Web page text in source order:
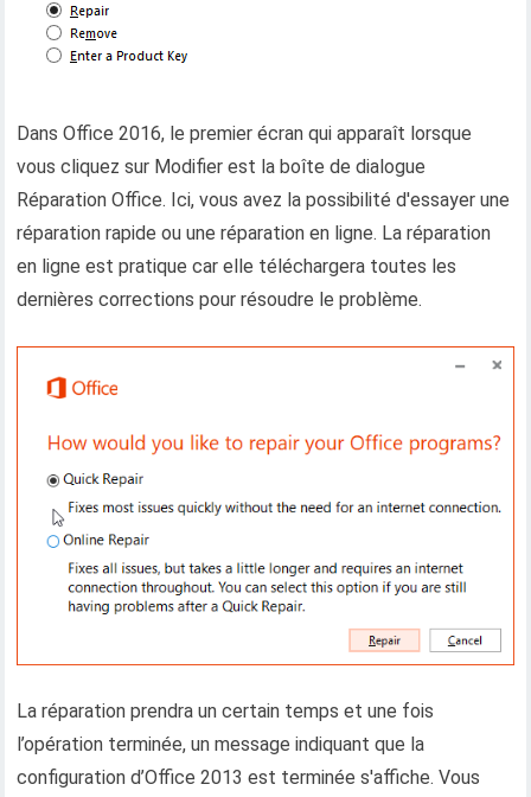
Dans Office 2016, le premier écran qui apparaît lorsque
vous cliquez sur Modifier est la boîte de dialogue
Réparation Office. Ici, vous avez la possibilité d'essayer une
réparation rapide ou une réparation en ligne. La réparation
en ligne est pratique car elle téléchargera toutes les
dernières corrections pour résoudre le problème.
La réparation prendra un certain temps et une fois
l’opération terminée, un message indiquant que la
configuration d’Office 2013 est terminée s'affiche. Vous